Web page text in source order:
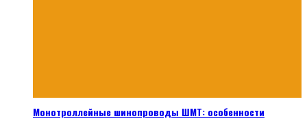
Монотроллейные шинопроводы ШМТ: особенности